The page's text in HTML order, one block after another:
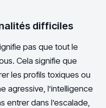
difficiles
pas que tout le
Cela signifie que
les profils toxiques ou
agressive, l’intelligence
entrer dans l’escalade,